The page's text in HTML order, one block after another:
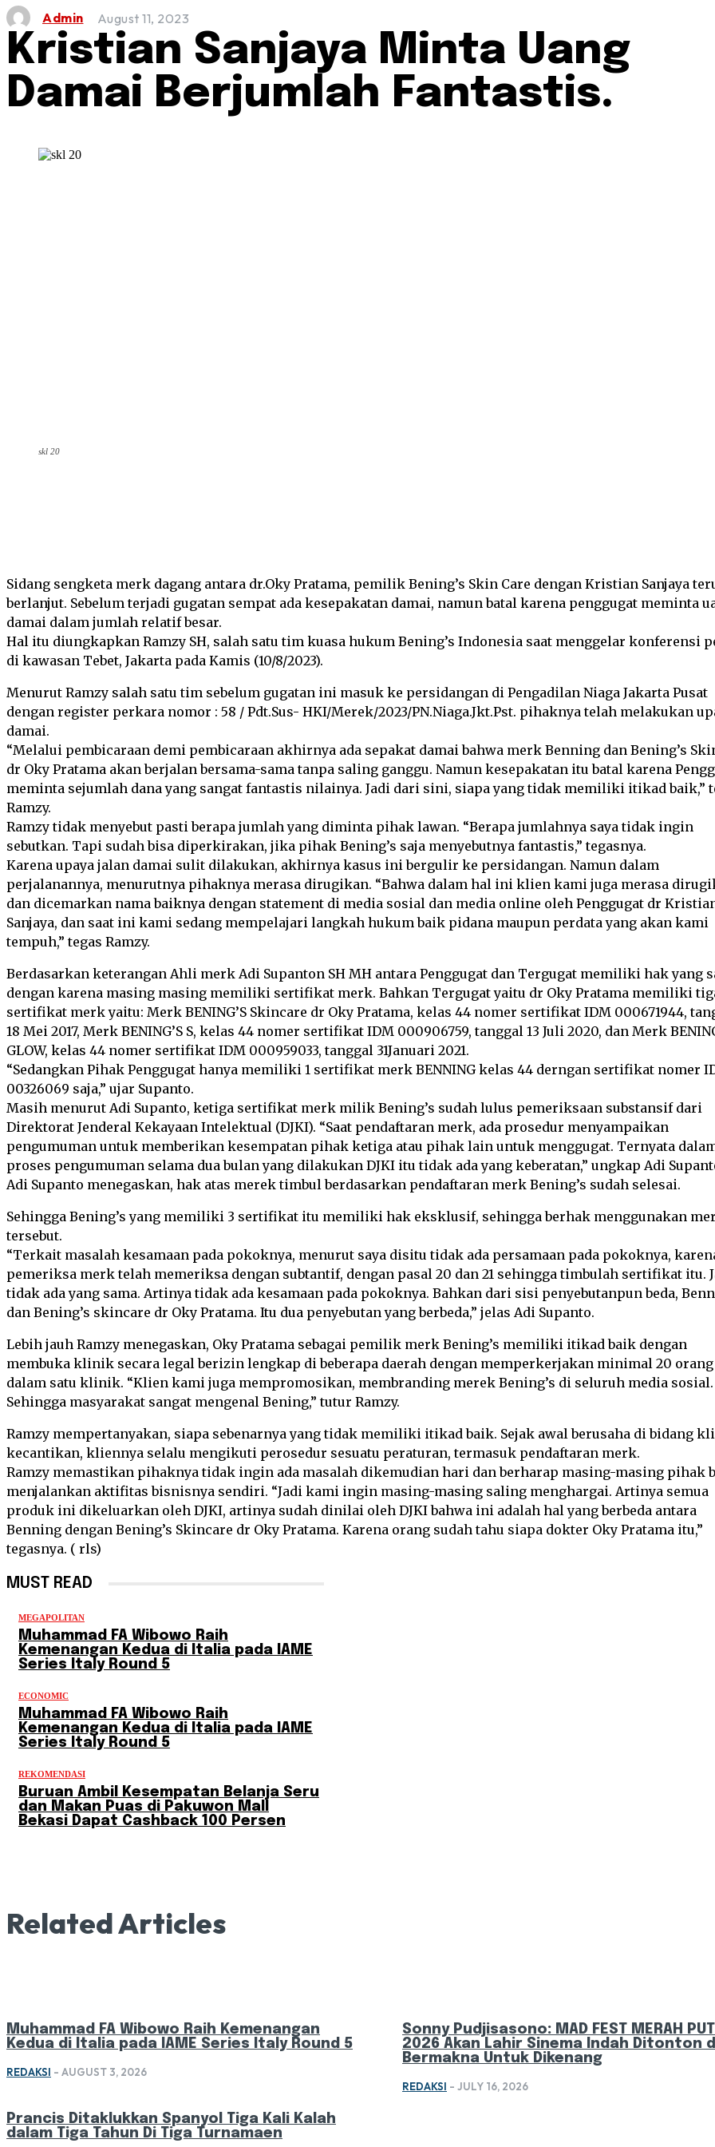
Admin August 11, 2023
Kristian Sanjaya Minta Uang
Damai Berjumlah Fantastis.
skl 20
Sidang sengketa merk dagang antara dr.Oky Pratama, pemilik Bening’s Skin Care dengan Kristian Sanjaya
berlanjut. Sebelum terjadi gugatan sempat ada kesepakatan damai, namun batal karena penggugat meminta
damai dalam jumlah relatif besar.
Hal itu diungkapkan Ramzy SH, salah satu tim kuasa hukum Bening’s Indonesia saat menggelar konferensi
di kawasan Tebet, Jakarta pada Kamis (10/8/2023).
Menurut Ramzy salah satu tim sebelum gugatan ini masuk ke persidangan di Pengadilan Niaga Jakarta Pusat
dengan register perkara nomor : 58 / Pdt.Sus- HKI/Merek/2023/PN.Niaga.Jkt.Pst. pihaknya telah melakukan
damai.
“Melalui pembicaraan demi pembicaraan akhirnya ada sepakat damai bahwa merk Benning dan Bening’s
dr Oky Pratama akan berjalan bersama-sama tanpa saling ganggu. Namun kesepakatan itu batal karena
meminta sejumlah dana yang sangat fantastis nilainya. Jadi dari sini, siapa yang tidak memiliki itikad baik,”
Ramzy.
Ramzy tidak menyebut pasti berapa jumlah yang diminta pihak lawan. “Berapa jumlahnya saya tidak ingin
sebutkan. Tapi sudah bisa diperkirakan, jika pihak Bening’s saja menyebutnya fantastis,” tegasnya.
Karena upaya jalan damai sulit dilakukan, akhirnya kasus ini bergulir ke persidangan. Namun dalam
perjalanannya, menurutnya pihaknya merasa dirugikan. “Bahwa dalam hal ini klien kami juga merasa
dan dicemarkan nama baiknya dengan statement di media sosial dan media online oleh Penggugat dr
Sanjaya, dan saat ini kami sedang mempelajari langkah hukum baik pidana maupun perdata yang akan kami
tempuh,” tegas Ramzy.
Berdasarkan keterangan Ahli merk Adi Supanton SH MH antara Penggugat dan Tergugat memiliki hak yang
dengan karena masing masing memiliki sertifikat merk. Bahkan Tergugat yaitu dr Oky Pratama memiliki
sertifikat merk yaitu: Merk BENING’S Skincare dr Oky Pratama, kelas 44 nomer sertifikat IDM 000671944,
18 Mei 2017, Merk BENING’S S, kelas 44 nomer sertifikat IDM 000906759, tanggal 13 Juli 2020, dan Merk
GLOW, kelas 44 nomer sertifikat IDM 000959033, tanggal 31Januari 2021.
“Sedangkan Pihak Penggugat hanya memiliki 1 sertifikat merk BENNING kelas 44 derngan sertifikat nomer
00326069 saja,” ujar Supanto.
Masih menurut Adi Supanto, ketiga sertifikat merk milik Bening’s sudah lulus pemeriksaan substansif dari
Direktorat Jenderal Kekayaan Intelektual (DJKI). “Saat pendaftaran merk, ada prosedur menyampaikan
pengumuman untuk memberikan kesempatan pihak ketiga atau pihak lain untuk menggugat. Ternyata
proses pengumuman selama dua bulan yang dilakukan DJKI itu tidak ada yang keberatan,” ungkap Adi
Adi Supanto menegaskan, hak atas merek timbul berdasarkan pendaftaran merk Bening’s sudah selesai.
Sehingga Bening’s yang memiliki 3 sertifikat itu memiliki hak eksklusif, sehingga berhak menggunakan
tersebut.
“Terkait masalah kesamaan pada pokoknya, menurut saya disitu tidak ada persamaan pada pokoknya,
pemeriksa merk telah memeriksa dengan subtantif, dengan pasal 20 dan 21 sehingga timbulah sertifikat itu.
tidak ada yang sama. Artinya tidak ada kesamaan pada pokoknya. Bahkan dari sisi penyebutanpun beda,
dan Bening’s skincare dr Oky Pratama. Itu dua penyebutan yang berbeda,” jelas Adi Supanto.
Lebih jauh Ramzy menegaskan, Oky Pratama sebagai pemilik merk Bening’s memiliki itikad baik dengan
membuka klinik secara legal berizin lengkap di beberapa daerah dengan memperkerjakan minimal 20 orang
dalam satu klinik. “Klien kami juga mempromosikan, membranding merek Bening’s di seluruh media sosial.
Sehingga masyarakat sangat mengenal Bening,” tutur Ramzy.
Ramzy mempertanyakan, siapa sebenarnya yang tidak memiliki itikad baik. Sejak awal berusaha di bidang
kecantikan, kliennya selalu mengikuti perosedur sesuatu peraturan, termasuk pendaftaran merk.
Ramzy memastikan pihaknya tidak ingin ada masalah dikemudian hari dan berharap masing-masing pihak
menjalankan aktifitas bisnisnya sendiri. “Jadi kami ingin masing-masing saling menghargai. Artinya semua
produk ini dikeluarkan oleh DJKI, artinya sudah dinilai oleh DJKI bahwa ini adalah hal yang berbeda antara
Benning dengan Bening’s Skincare dr Oky Pratama. Karena orang sudah tahu siapa dokter Oky Pratama itu,”
tegasnya. ( rls)
MUST READ
MEGAPOLITAN
Muhammad FA Wibowo Raih
Kemenangan Kedua di Italia pada IAME
Series Italy Round 5
ECONOMIC
Muhammad FA Wibowo Raih
Kemenangan Kedua di Italia pada IAME
Series Italy Round 5
REKOMENDASI
Buruan Ambil Kesempatan Belanja Seru
dan Makan Puas di Pakuwon Mall
Bekasi Dapat Cashback 100 Persen
Related Articles
Muhammad FA Wibowo Raih Kemenangan
Kedua di Italia pada IAME Series Italy Round 5
REDAKSI - AUGUST 3, 2026
Sonny Pudjisasono: MAD FEST MERAH
2026 Akan Lahir Sinema Indah Ditonton
Bermakna Untuk Dikenang
REDAKSI - JULY 16, 2026
Prancis Ditaklukkan Spanyol Tiga Kali Kalah
dalam Tiga Tahun Di Tiga Turnamaen